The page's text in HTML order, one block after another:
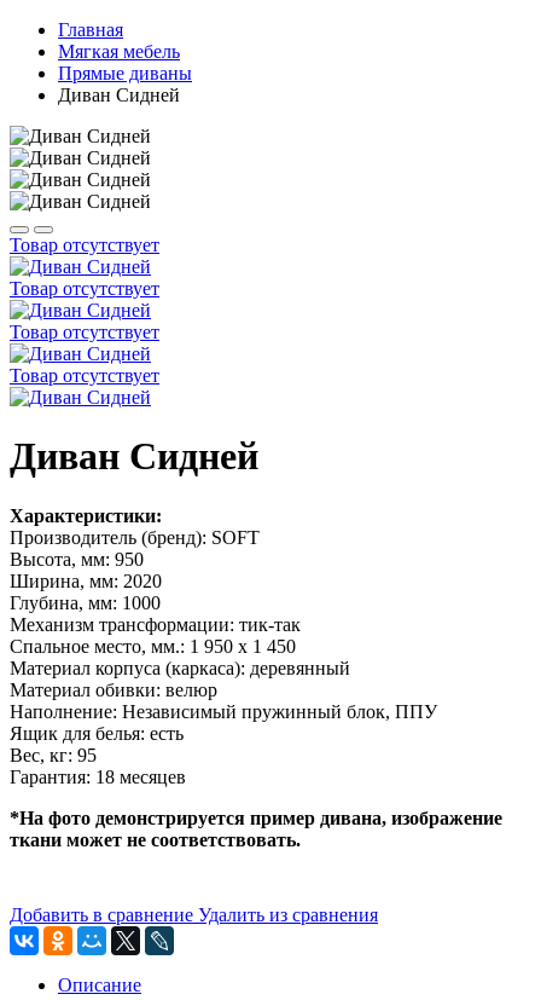
Главная
Мягкая мебель
Прямые диваны
Диван Сидней
Товар отсутствует
Товар отсутствует
Товар отсутствует
Товар отсутствует
Диван Сидней
Характеристики:
Производитель (бренд): SOFT
Высота, мм: 950
Ширина, мм: 2020
Глубина, мм: 1000
Механизм трансформации: тик-так
Спальное место, мм.: 1 950 х 1 450
Материал корпуса (каркаса): деревянный
Материал обивки: велюр
Наполнение: Независимый пружинный блок, ППУ
Ящик для белья: есть
Вес, кг: 95
Гарантия: 18 месяцев
*На фото демонстрируется пример дивана, изображение
ткани может не соответствовать.
Добавить в сравнение Удалить из сравнения
Описание